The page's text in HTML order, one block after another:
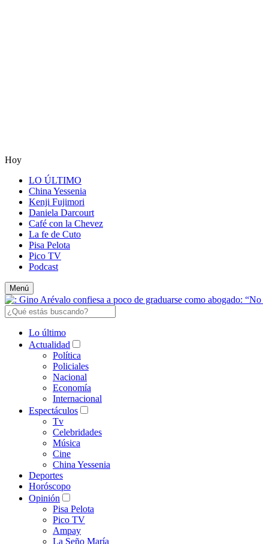
Hoy
LO ÚLTIMO
China Yessenia
Kenji Fujimori
Daniela Darcourt
Café con la Chevez
La fe de Cuto
Pisa Pelota
Pico TV
Podcast
Menú
Lo último
Actualidad
Política
Policiales
Nacional
Economía
Internacional
Espectáculos
Tv
Celebridades
Música
Cine
China Yessenia
Deportes
Horóscopo
Opinión
Pisa Pelota
Pico TV
Ampay
La Seño María